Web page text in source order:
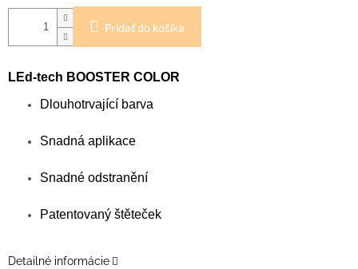
Pridať do košíka
LEd-tech BOOSTER COLOR
Dlouhotrvající barva
Snadná aplikace
Snadné odstranění
Patentovaný štěteček
Detailné informácie